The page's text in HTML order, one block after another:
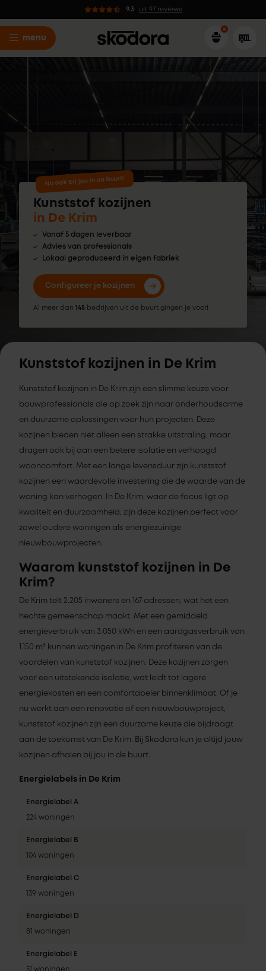
9.3 uit 97 reviews
menu
Nu ook bij jou in de buurt!
Kunststof kozijnen
in De Krim
Vanaf 5 dagen leverbaar
Advies van professionals
Lokaal geproduceerd in eigen fabriek
Configureer je kozijnen
Al meer dan 145 bedrijven uit de buurt gingen je voor!
Kunststof kozijnen in De Krim
Kunststof kozijnen in De Krim zijn een slimme keuze voor
bouwprofessionals die op zoek zijn naar onderhoudsarme
en duurzame oplossingen voor hun projecten. Deze
kozijnen bieden niet alleen een strakke uitstraling, maar
dragen ook bij aan een betere isolatie en verhoogd
wooncomfort. Met een lange levensduur zijn kunststof
kozijnen een waardevolle investering die de waarde van de
woning kan verhogen. In De Krim, waar de focus ligt op
kwaliteit en duurzaamheid, zijn deze kozijnen perfect voor
zowel oudere woningen als energiezuinige
nieuwbouwprojecten.
Waarom kunststof kozijnen in De
Krim?
De Krim telt 2.205 inwoners en 167 adressen, wat het een
hechte gemeenschap maakt. Met een gemiddeld
energieverbruik van 3.050 kWh en een aardgasverbruik van
1.150 m³ kunnen woningen in De Krim profiteren van de
voordelen van kunststof kozijnen. Deze kozijnen zorgen
voor een uitstekende isolatie, wat leidt tot lagere
energiekosten en een comfortabeler binnenklimaat. Of je
nu werkt aan een renovatie of een nieuwbouwproject,
kunststof kozijnen zijn een duurzame keuze die bijdraagt
aan de toekomst van De Krim. Bij Skodora kun je altijd jouw
kozijnen afhalen bij jou in de buurt.
Energielabels in De Krim
Energielabel A
224 woningen
Energielabel B
104 woningen
Energielabel C
139 woningen
Energielabel D
81 woningen
Energielabel E